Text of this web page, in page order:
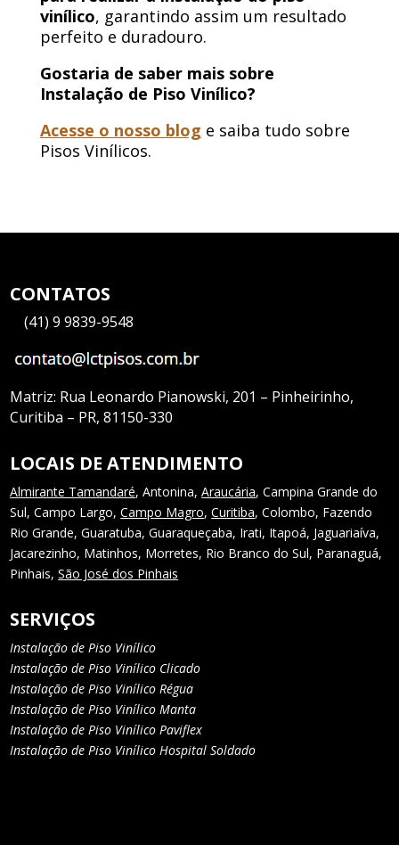
vinílico, garantindo assim um resultado
perfeito e duradouro.
Gostaria de saber mais sobre
Instalação de Piso Vinílico?
Acesse o nosso blog e saiba tudo sobre
Pisos Vinílicos.
CONTATOS
—(41) 9 9839-9548
Matriz: Rua Leonardo Pianowski, 201 – Pinheirinho,
Curitiba – PR, 81150-330
LOCAIS DE ATENDIMENTO
Almirante Tamandaré, Antonina,Araucária, Campina Grande do
Sul, Campo Largo,Campo Magro,Curitiba, Colombo, Fazendo
Rio Grande, Guaratuba, Guaraqueçaba, Irati, Itapoá, Jaguariaíva,
Jacarezinho, Matinhos, Morretes, Rio Branco do Sul, Paranaguá,
Pinhais,São José dos Pinhais
SERVIÇOS
Instalação de Piso Vinílico
Instalação de Piso Vinílico Clicado
Instalação de Piso Vinílico Régua
Instalação de Piso Vinílico Manta
Instalação de Piso Vinílico Paviflex
Instalação de Piso Vinílico Hospital Soldado